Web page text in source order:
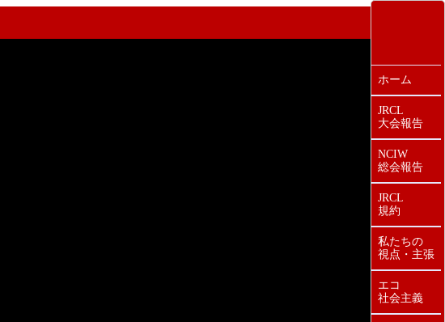
ホーム
JRCL
大会報告
NCIW
総会報告
JRCL
規約
私たちの
視点・主張
エコ
社会主義